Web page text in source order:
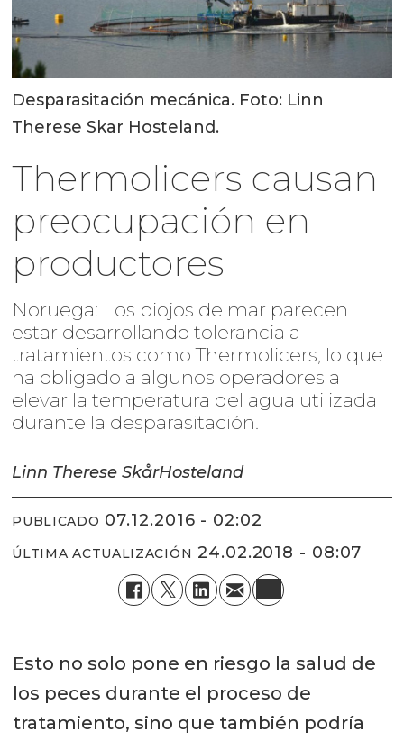
Desparasitación mecánica. Foto: Linn
Therese Skar Hosteland.
Thermolicers causan
preocupación en
productores
Noruega: Los piojos de mar parecen
estar desarrollando tolerancia a
tratamientos como Thermolicers, lo que
ha obligado a algunos operadores a
elevar la temperatura del agua utilizada
durante la desparasitación.
Linn Therese SkårHosteland
PUBLICADO 07.12.2016 - 02:02
ÚLTIMA ACTUALIZACIÓN 24.02.2018 - 08:07
Esto no solo pone en riesgo la salud de
los peces durante el proceso de
tratamiento, sino que también podría